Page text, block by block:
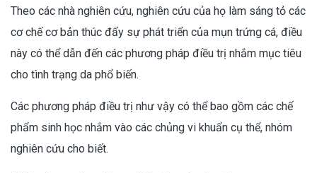
Theo các nhà nghiên cứu, nghiên cứu của họ làm sáng tỏ các
cơ chế cơ bản thúc đẩy sự phát triển của mụn trứng cá, điều
này có thể dẫn đến các phương pháp điều trị nhắm mục tiêu
cho tình trạng da phổ biến.
Các phương pháp điều trị như vậy có thể bao gồm các chế
phẩm sinh học nhắm vào các chủng vi khuẩn cụ thể, nhóm
nghiên cứu cho biết.